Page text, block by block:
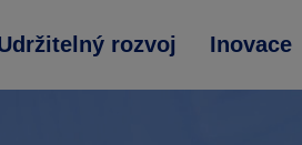
rozvoj Inovace